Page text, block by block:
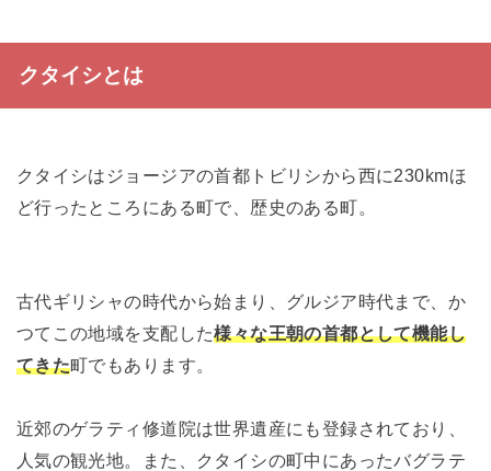
クタイシとは
クタイシはジョージアの首都トビリシから西に230kmほ
ど行ったところにある町で、歴史のある町。
古代ギリシャの時代から始まり、グルジア時代まで、か
つてこの地域を支配した様々な王朝の首都として機能し
てきた町でもあります。
近郊のゲラティ修道院は世界遺産にも登録されており、
人気の観光地。また、クタイシの町中にあったバグラテ